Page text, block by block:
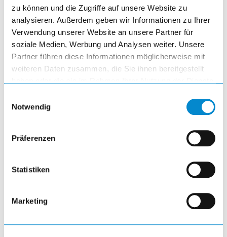
zu können und die Zugriffe auf unsere Website zu
analysieren. Außerdem geben wir Informationen zu Ihrer
Verwendung unserer Website an unsere Partner für
soziale Medien, Werbung und Analysen weiter. Unsere
Partner führen diese Informationen möglicherweise mit
weiteren Daten zusammen, die Sie ihnen bereitgestellt
Notwendig
Präferenzen
Statistiken
Marketing
Werkstattwagen Porsche 911 Carrera RSR
(1974), 27x36E (BxTxH) 564x725x990mm, 6
Schubladen (2x75/2x100/1x150/1x200) 75kg,
Signalrot RAL 3001/Reinweiss RAL
9010/Perlgold RAL 1036/Verkehrschwarz RAL
9017
1.802,64 EUR